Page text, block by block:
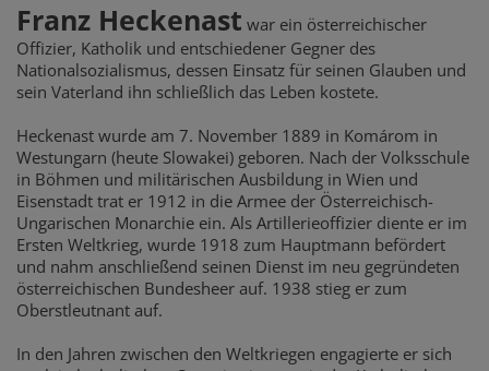
Franz Heckenast war ein österreichischer
Offizier, Katholik und entschiedener Gegner des
Nationalsozialismus, dessen Einsatz für seinen Glauben und
sein Vaterland ihn schließlich das Leben kostete.
Heckenast wurde am 7. November 1889 in Komárom in
Westungarn (heute Slowakei) geboren. Nach der Volksschule
in Böhmen und militärischen Ausbildung in Wien und
Eisenstadt trat er 1912 in die Armee der Österreichisch-
Ungarischen Monarchie ein. Als Artillerieoffizier diente er im
Ersten Weltkrieg, wurde 1918 zum Hauptmann befördert
und nahm anschließend seinen Dienst im neu gegründeten
österreichischen Bundesheer auf. 1938 stieg er zum
Oberstleutnant auf.
In den Jahren zwischen den Weltkriegen engagierte er sich